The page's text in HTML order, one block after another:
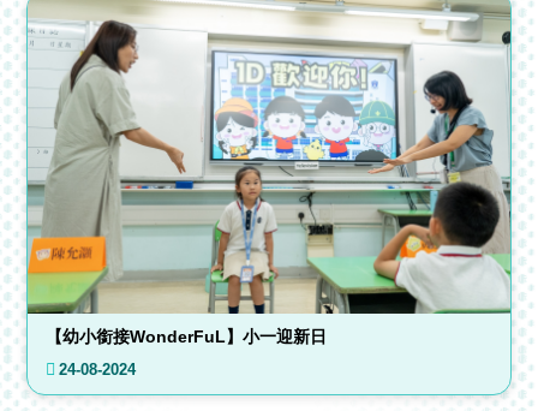
【幼小銜接WonderFuL】小一迎新日
24-08-2024